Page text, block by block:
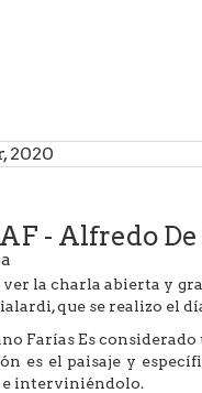
2020
- Alfredo
la charla abierta y
que se realizo el
Farías Es
es el paisaje y
interviniéndolo.